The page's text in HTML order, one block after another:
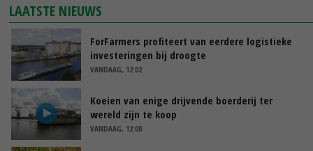
LAATSTE NIEUWS
ForFarmers profiteert van eerdere logistieke
investeringen bij droogte
VANDAAG, 12:02
Koeien van enige drijvende boerderij ter
wereld zijn te koop
VANDAAG, 12:00